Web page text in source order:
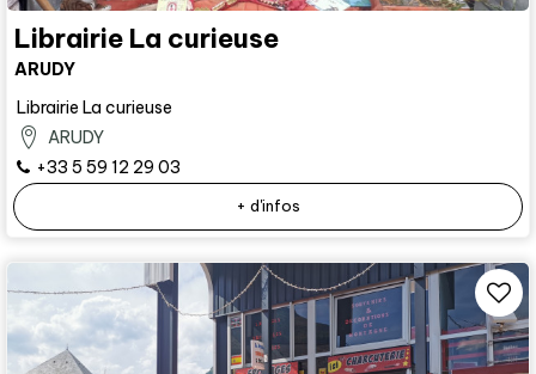
Librairie La curieuse
ARUDY
Librairie La curieuse
ARUDY
+33 5 59 12 29 03
+ d'infos